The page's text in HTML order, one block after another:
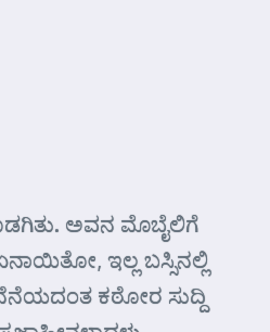
ಅವನ ಮೊಬೈಲಿಗೆ
ಇಲ್ಲ ಬಸ್ಸಿನಲ್ಲಿ
ಕಠೋರ ಸುದ್ದಿ